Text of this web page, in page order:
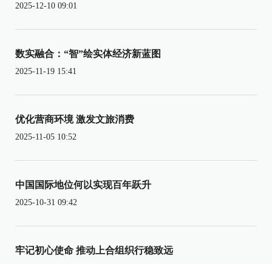
2025-12-10 09:01
数实融合：“智”绘实体经济新蓝图
2025-11-19 15:41
优化营商环境 激发文旅消费
2025-11-05 10:52
中国国际地位何以实现百年跃升
2025-10-31 09:42
牢记初心使命 推动上合组织行稳致远